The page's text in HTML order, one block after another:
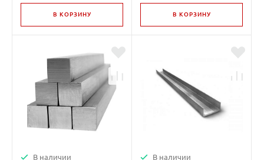
В КОРЗИНУ В КОРЗИНУ
В наличии В наличии